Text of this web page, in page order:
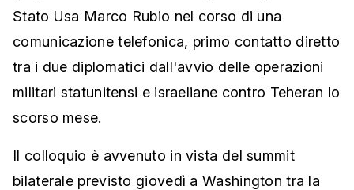
Stato Usa Marco Rubio nel corso di una
comunicazione telefonica, primo contatto diretto
tra i due diplomatici dall'avvio delle operazioni
militari statunitensi e israeliane contro Teheran lo
scorso mese.
Il colloquio è avvenuto in vista del summit
bilaterale previsto giovedì a Washington tra la